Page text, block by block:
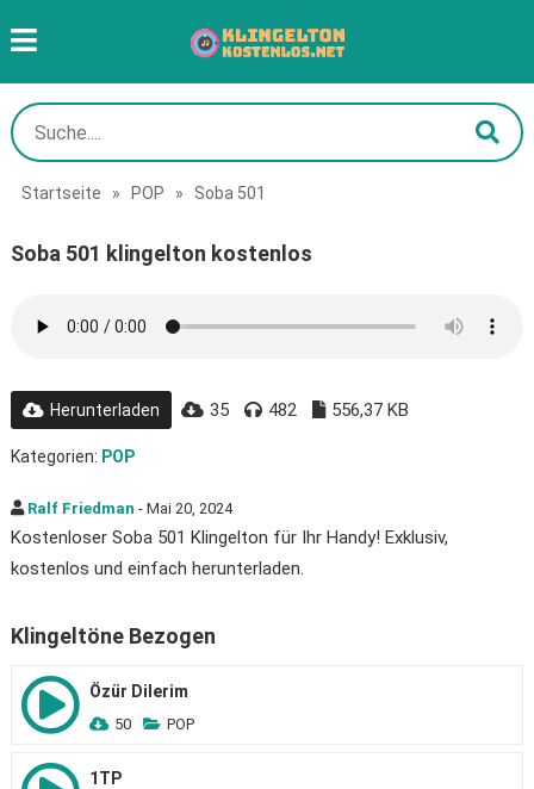
Startseite » POP » Soba 501
Soba 501 klingelton kostenlos
Herunterladen 35 482 556,37 KB
Kategorien: POP
Ralf Friedman - Mai 20, 2024
Kostenloser Soba 501 Klingelton für Ihr Handy! Exklusiv,
kostenlos und einfach herunterladen.
Klingeltöne Bezogen
Özür Dilerim
50 POP
1TP